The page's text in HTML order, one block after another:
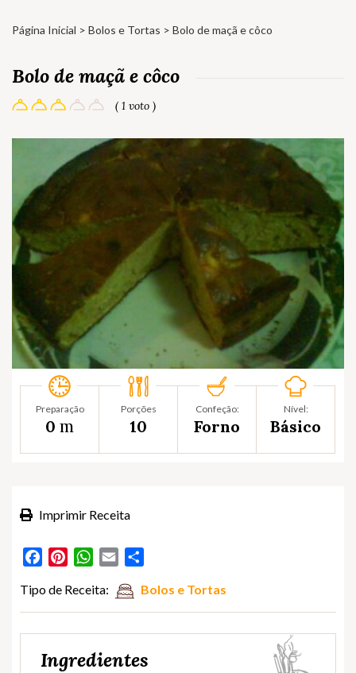
Página Inicial > Bolos e Tortas > Bolo de maçã e côco
Bolo de maçã e côco
( 1 voto )
Preparação
0 m
Porções
10
Confeção:
Forno
Nível:
Básico
Imprimir Receita
FacebookPinterestWhatsApp
Email
Tipo de Receita: Bolos e Tortas
Ingredientes